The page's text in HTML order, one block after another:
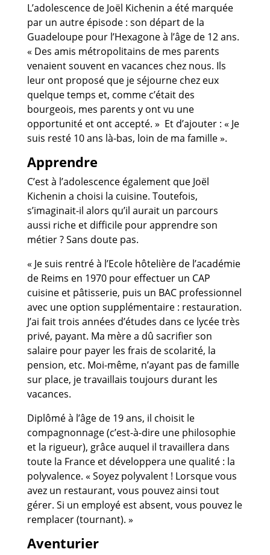
L’adolescence de Joël Kichenin a été marquée
par un autre épisode : son départ de la
Guadeloupe pour l’Hexagone à l’âge de 12 ans.
« Des amis métropolitains de mes parents
venaient souvent en vacances chez nous. Ils
leur ont proposé que je séjourne chez eux
quelque temps et, comme c’était des
bourgeois, mes parents y ont vu une
opportunité et ont accepté. » Et d’ajouter : « Je
suis resté 10 ans là-bas, loin de ma famille ».
Apprendre
C’est à l’adolescence également que Joël
Kichenin a choisi la cuisine. Toutefois,
s’imaginait-il alors qu’il aurait un parcours
aussi riche et difficile pour apprendre son
métier ? Sans doute pas.
« Je suis rentré à l’Ecole hôtelière de l’académie
de Reims en 1970 pour effectuer un CAP
cuisine et pâtisserie, puis un BAC professionnel
avec une option supplémentaire : restauration.
J’ai fait trois années d’études dans ce lycée très
privé, payant. Ma mère a dû sacrifier son
salaire pour payer les frais de scolarité, la
pension, etc. Moi-même, n’ayant pas de famille
sur place, je travaillais toujours durant les
vacances.
Diplômé à l’âge de 19 ans, il choisit le
compagnonnage (c’est-à-dire une philosophie
et la rigueur), grâce auquel il travaillera dans
toute la France et développera une qualité : la
polyvalence. « Soyez polyvalent ! Lorsque vous
avez un restaurant, vous pouvez ainsi tout
gérer. Si un employé est absent, vous pouvez le
remplacer (tournant). »
Aventurier